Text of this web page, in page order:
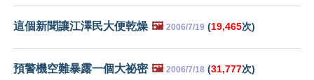
這個新聞讓江澤民大便乾燥 🖼️ 2006/7/19 (19,465次)
預警機空難暴露一個大祕密 🖼️ 2006/7/18 (31,777次)